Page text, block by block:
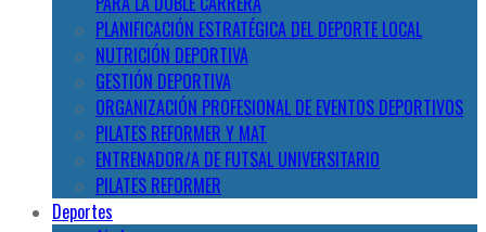
PLANIFICACIÓN ESTRATÉGICA DEL DEPORTE LOCAL
NUTRICIÓN DEPORTIVA
GESTIÓN DEPORTIVA
ORGANIZACIÓN PROFESIONAL DE EVENTOS DEPORTIVOS
PILATES REFORMER Y MAT
ENTRENADOR/A DE FUTSAL UNIVERSITARIO
PILATES REFORMER
Deportes